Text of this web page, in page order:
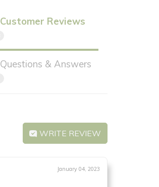
Customer Reviews
Questions & Answers
WRITE REVIEW
January 04, 2023